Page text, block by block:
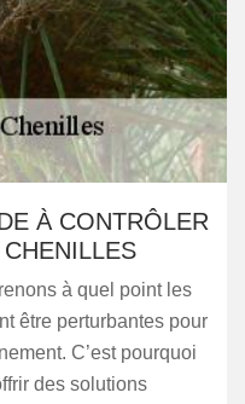
À CONTRÔLER
à quel point les
être perturbantes pour
C’est pourquoi
des solutions